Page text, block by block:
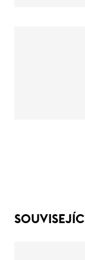
SOUVISEJÍCÍ